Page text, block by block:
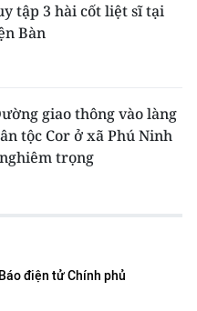
tập 3 hài cốt liệt sĩ tại
Bàn
giao thông vào làng
tộc Cor ở xã Phú Ninh
trọng
Báo điện tử Chính phủ